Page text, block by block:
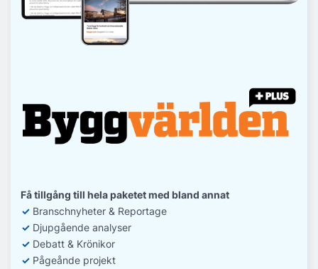
Få tillgång till hela paketet med bland annat
✓ Branschnyheter & Reportage
✓ Djupgående analyser
✓ Debatt & Krönikor
✓ Pågeånde projekt